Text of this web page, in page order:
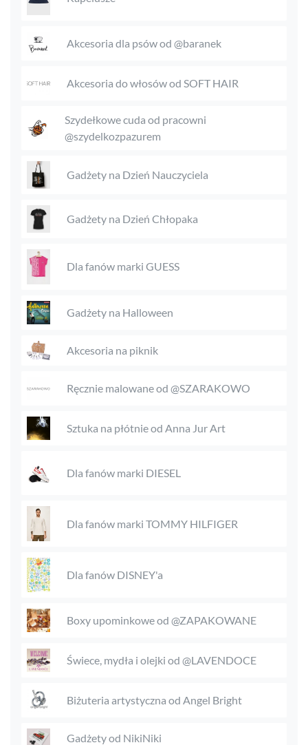
Akcesoria dla psów od @baranek
Akcesoria do włosów od SOFT HAIR
Szydełkowe cuda od pracowni
@szydelkozpazurem
Gadżety na Dzień Nauczyciela
Gadżety na Dzień Chłopaka
Dla fanów marki GUESS
Gadżety na Halloween
Akcesoria na piknik
Ręcznie malowane od @SZARAKOWO
Sztuka na płótnie od Anna Jur Art
Dla fanów marki DIESEL
Dla fanów marki TOMMY HILFIGER
Dla fanów DISNEY'a
Boxy upominkowe od @ZAPAKOWANE
Świece, mydła i olejki od @LAVENDOCE
Biżuteria artystyczna od Angel Bright
Gadżety od NikiNiki